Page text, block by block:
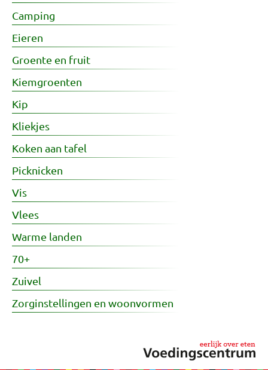
Camping
Eieren
Groente en fruit
Kiemgroenten
Kip
Kliekjes
Koken aan tafel
Picknicken
Vis
Vlees
Warme landen
70+
Zuivel
Zorginstellingen en woonvormen